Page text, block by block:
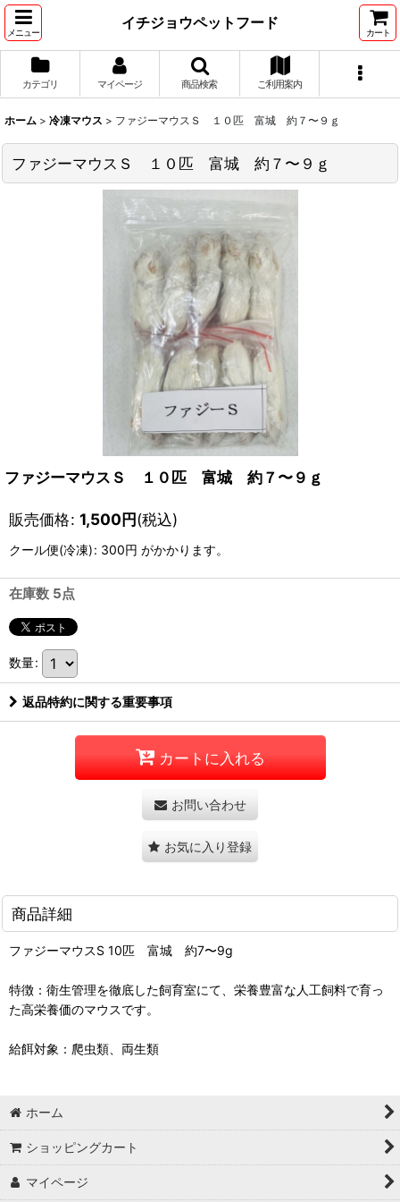
メニュー
イチジョウペットフード
カート
カテゴリ マイページ 商品検索 ご利用案内
ホーム > 冷凍マウス > ファジーマウスＳ １０匹 富城 約７〜９ｇ
ファジーマウスＳ １０匹 富城 約７〜９ｇ
ファジーマウスＳ １０匹 富城 約７〜９ｇ
販売価格: 1,500円(税込)
クール便(冷凍): 300円 がかかります。
在庫数 5点
数量:
返品特約に関する重要事項
カートに入れる
お問い合わせ
お気に入り登録
商品詳細
ファジーマウスS 10匹 富城 約7〜9g
特徴：衛生管理を徹底した飼育室にて、栄養豊富な人工飼料で育っ
た高栄養価のマウスです。
給餌対象：爬虫類、両生類
ホーム
ショッピングカート
マイページ